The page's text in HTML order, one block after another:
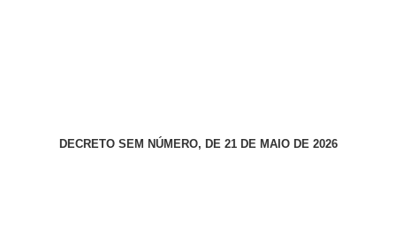
DECRETO SEM NÚMERO, DE 21 DE MAIO DE 2026